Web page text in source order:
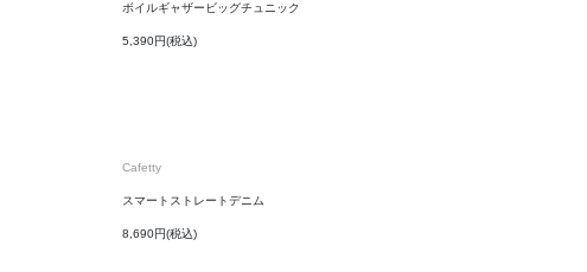
ボイルギャザービッグチュニック
5,390円(税込)
Cafetty
スマートストレートデニム
8,690円(税込)